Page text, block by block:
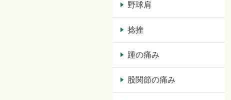
野球肩
捻挫
踵の痛み
股関節の痛み